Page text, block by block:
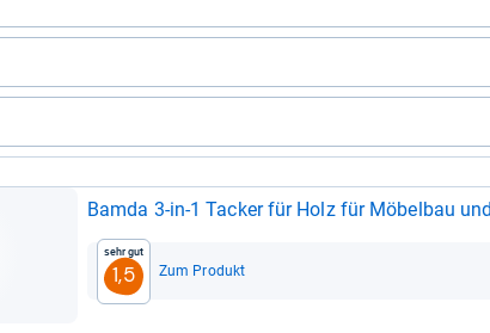
Bamda 3-​in-​1 Tacker für Holz für Möbel­bau
Sehr gut
1,5 Zum Produkt